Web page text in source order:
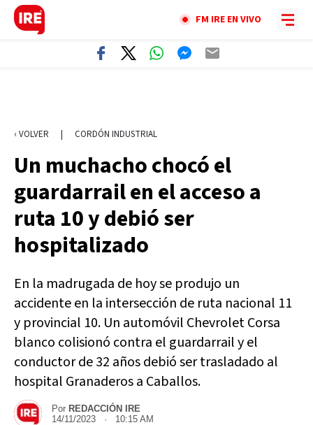
FM IRE EN VIVO
‹ VOLVER | CORDÓN INDUSTRIAL
Un muchacho chocó el
guardarrail en el acceso a
ruta 10 y debió ser
hospitalizado
En la madrugada de hoy se produjo un
accidente en la intersección de ruta nacional 11
y provincial 10. Un automóvil Chevrolet Corsa
blanco colisionó contra el guardarrail y el
conductor de 32 años debió ser trasladado al
hospital Granaderos a Caballos.
Por REDACCIÓN IRE
14/11/2023 · 10:15 AM